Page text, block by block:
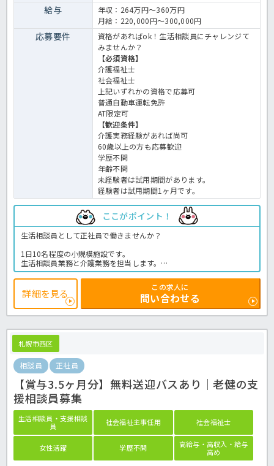
給与
年収：264万円～360万円
月給：220,000円～300,000円
応募要件
資格があればok！生活相談員にチャレンジて
みませんか？
【必須資格】
介護福祉士
社会福祉士
上記いずれかの資格で応募可
普通自動車運転免許
AT限定可
【歓迎条件】
介護実務経験があれば尚可
60歳以上の方も応募歓迎
学歴不問
年齢不問
未経験者は試用期間があります。
経験者は試用期間1ヶ月です。
ここがポイント！
生活相談員として正社員で働きませんか？
1日10名程度の小規模施設です。
生活相談員業務と介護業務を担当します。
月給は22万円～30万円です。
時間外労働はありません。
介護福祉士または社会福祉士が必要です。
普通自動車運転免許も必須となります。
60歳以上の方も応募歓迎です。
トライアル雇用も利用できます。
資格を活かして働きたい方におすすめです。
＜生活相談員 正社員 デイサービスの求人＞
詳細を見る
この求人に
問い合わせる
札幌市西区
相談員 正社員
【賞与3.5ヶ月分】無料送迎バスあり｜老健の支
援相談員募集
生活相談員・支援相談
員
社会福祉主事任用 社会福祉士
女性活躍 学歴不問
高給与・高収入・給与
高め